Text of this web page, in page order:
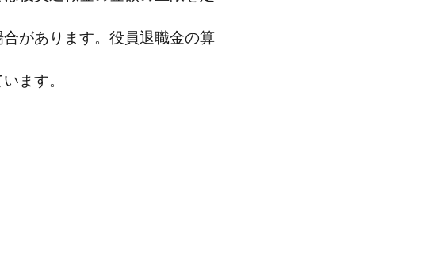
があります。役員退職金の算
ます。